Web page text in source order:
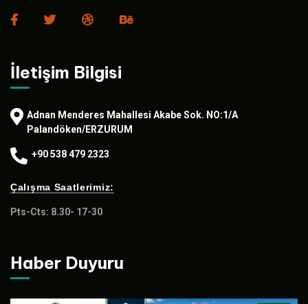
İletişim Bilgisi
Adnan Menderes Mahallesi Akabe Sok. NO:1/A
Palandöken/ERZURUM
+90 538 479 2323
Çalışma Saatlerimiz:
Pts-Cts: 8.30- 17-30
Haber Duyuru